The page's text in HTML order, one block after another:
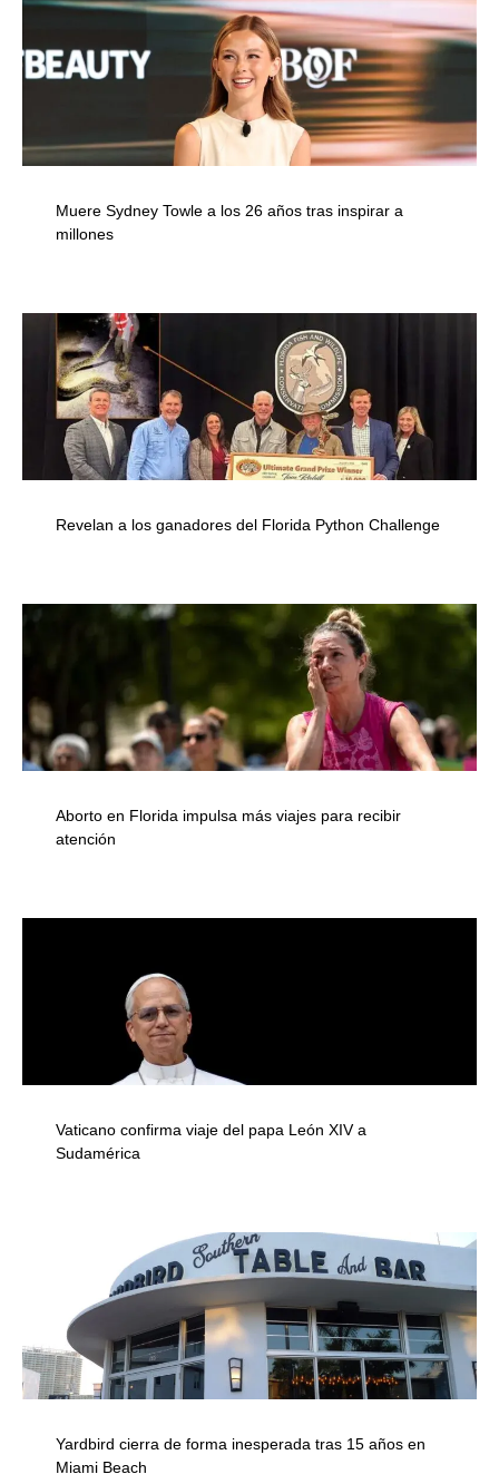
Muere Sydney Towle a los 26 años tras inspirar a
millones
Revelan a los ganadores del Florida Python Challenge
Aborto en Florida impulsa más viajes para recibir
atención
Vaticano confirma viaje del papa León XIV a
Sudamérica
Yardbird cierra de forma inesperada tras 15 años en
Miami Beach